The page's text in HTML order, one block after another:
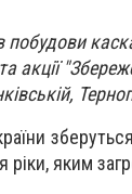
побудови
акції
ріки, яким